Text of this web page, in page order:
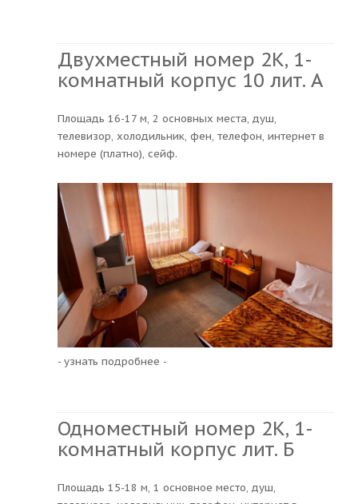
Двухместный номер 2К, 1-
комнатный корпус 10 лит. A
Площадь 16-17 м, 2 основных места, душ,
телевизор, холодильник, фен, телефон, интернет в
номере (платно), сейф.
- узнать подробнее -
Одноместный номер 2К, 1-
комнатный корпус лит. Б
Площадь 15-18 м, 1 основное место, душ,